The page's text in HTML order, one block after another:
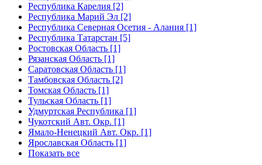
Республика Карелия [2]
Республика Марий Эл [2]
Республика Северная Осетия - Алания [1]
Республика Татарстан [5]
Ростовская Область [1]
Рязанская Область [1]
Саратовская Область [1]
Тамбовская Область [2]
Томская Область [1]
Тульская Область [1]
Удмуртская Республика [1]
Чукотский Авт. Окр. [1]
Ямало-Ненецкий Авт. Окр. [1]
Ярославская Область [1]
Показать все